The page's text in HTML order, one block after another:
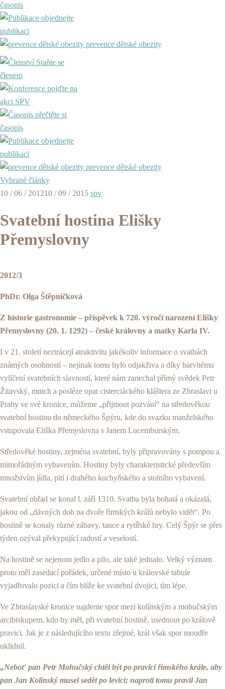
časopis
objednejte
publikaci
prevence dětské obezity
Staňte se
členem
pojďte na
akci SPV
přečtěte si
časopis
objednejte
publikaci
prevence dětské obezity
Vybrané články
10 / 06 / 201210 / 09 / 2015 spv
Svatební hostina Elišky
Přemyslovny
2012/3
PhDr. Olga Štěpničková
Z historie gastronomie – příspěvek k 720. výročí narození Elišky
Přemyslovny (20. 1. 1292) – české královny a matky Karla IV.
I v 21. století neztrácejí atraktivitu jakékoliv infor­mace o svatbách
známých osobností – nejinak tomu bylo odjakživa a díky barvitému
vylíčení svatebních slav­ností, které nám zanechal přímý svědek Petr
Žitavský, mnich a posléze opat cisterciáckého kláštera ze Zbrasla­vi u
Prahy ve své kronice, můžeme „přijmout pozvání“ na středověkou
svatební hostinu do německého Špýru, kde do svazku manželského
vstupovala Eliška Přemyslovna s Ja­nem Lucemburským.
Středověké hostiny, zejména svatební, byly připravo­vány s pompou a
mimořádným vybavením. Hostiny byly charakteristické především
množstvím jídla, pití i drahého kuchyňského a stolního vybavení.
Svatební obřad se konal l. září 1310. Svatba byla bohatá a okázalá,
jakou od „dávných dob na dvoře římských krá­lů nebylo vidět“. Po
hostině se konaly různé zábavy, tance a rytířské hry. Celý Špýr se přes
týden ozýval překypující radostí a veselostí.
Na hostině se nejenom jedlo a pilo, ale také jednalo. Vel­ký význam
proto měl zasedací pořádek, určené místo u krá­lovské tabule
vyjadřovalo pozici a čím blíže ke svatební dvojici, tím lépe.
Ve Zbraslavské kronice najdeme spor mezi kolínským a mohučským
arcibiskupem, kdo by měl, při svatební hosti­ně, usednout po králově
pravici. Jak je z následujícího textu zřejmé, král však spor moudře
uklidnil.
„Neboť pan Petr Mohučský chtěl být po pravici řím­ského krále, aby
pan Jan Kolínský musel sedět po levi­ci; naproti tomu pravil Jan